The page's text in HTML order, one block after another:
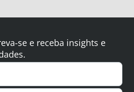
se e receba insights e